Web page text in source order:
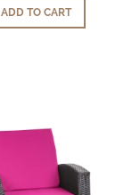
ADD TO CART